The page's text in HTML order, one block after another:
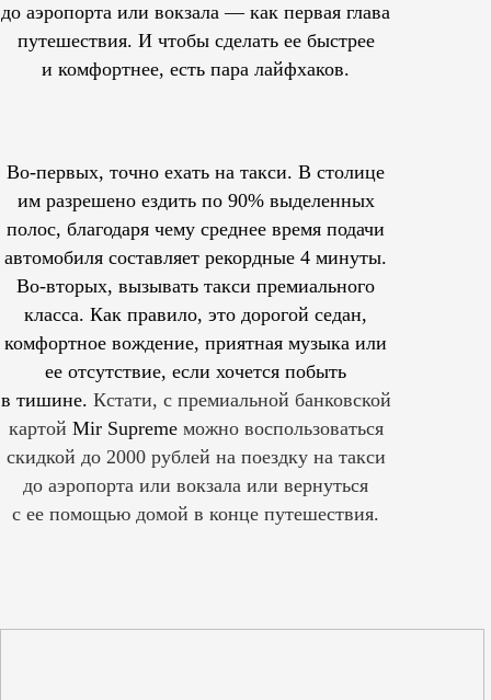
до аэропорта или вокзала — как первая глава
путешествия. И чтобы сделать ее быстрее
и комфортнее, есть пара лайфхаков.
Во-первых, точно ехать на такси. В столице
им разрешеноездить по 90% выделенных
полос, благодаря чему среднее время подачи
автомобиля составляет рекордные 4 минуты.
Во-вторых, вызывать такси премиального
класса. Как правило, это дорогой седан,
комфортное вождение, приятная музыка или
ее отсутствие, если хочется побыть
в тишине. Кстати, с премиальной банковской
картой Mir Supreme можно воспользоваться
скидкой до 2000 рублей на поездку на такси
до аэропорта или вокзала или вернуться
с ее помощью домой в конце путешествия.